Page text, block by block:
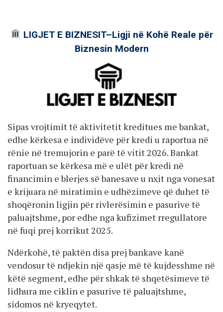
LIGJET E BIZNESIT–Ligji në Kohë Reale për
Biznesin Modern
Sipas vrojtimit të aktivitetit kreditues me bankat,
edhe kërkesa e individëve për kredi u raportua në
rënie në tremujorin e parë të vitit 2026. Bankat
raportuan se kërkesa më e ulët për kredi në
financimin e blerjes së banesave u nxit nga vonesat
e krijuara në miratimin e udhëzimeve që duhet të
shoqëronin ligjin për rivlerësimin e pasurive të
paluajtshme, por edhe nga kufizimet rregullatore
në fuqi prej korrikut 2025.
Ndërkohë, të paktën disa prej bankave kanë
vendosur të ndjekin një qasje më të kujdesshme në
këtë segment, edhe për shkak të shqetësimeve të
lidhura me ciklin e pasurive të paluajtshme,
sidomos në kryeqytet.